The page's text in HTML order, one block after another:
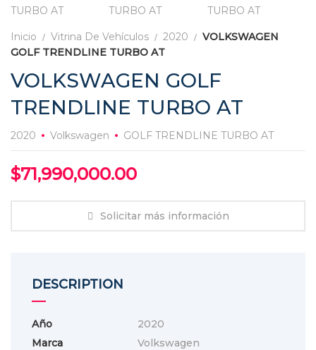
Inicio Vitrina De Vehículos 2020
VOLKSWAGEN
GOLF TRENDLINE TURBO AT
VOLKSWAGEN GOLF
TRENDLINE TURBO AT
2020 Volkswagen GOLF TRENDLINE TURBO AT
$71,990,000.00
Solicitar más información
DESCRIPTION
Año
2020
Marca
Volkswagen